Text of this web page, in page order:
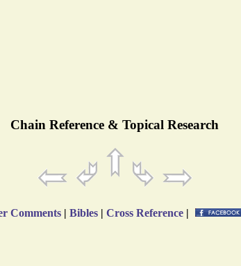
Chain Reference & Topical Research
Comments | Bibles | Cross Reference |